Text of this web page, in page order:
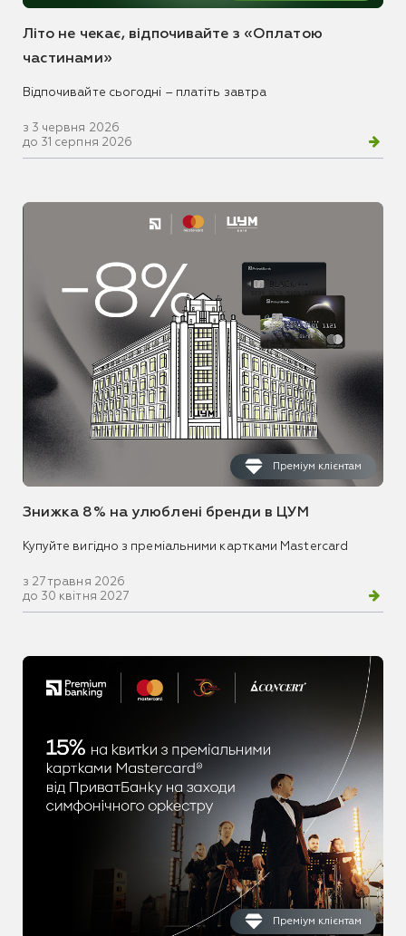
Літо не чекає, відпочивайте з «Оплатою
частинами»
Відпочивайте сьогодні – платіть завтра
з 3 червня 2026
до 31 серпня 2026
Преміум клієнтам
Знижка 8% на улюблені бренди в ЦУМ
Купуйте вигідно з преміальними картками Mastercard
з 27 травня 2026
до 30 квітня 2027
Преміум клієнтам